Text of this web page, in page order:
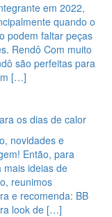
em 2022,
quando o
podem faltar peças
Rendô Com muito
são perfeitas para
[…]
os dias de calor
novidades e
Então, para
mais ideias de
reunimos
e recomenda: BB
look de […]